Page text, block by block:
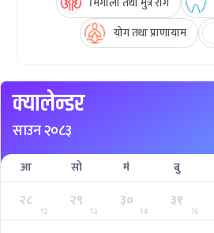
योग तथा प्राणायाम
क्यालेन्डर
साउन २०८३
आ सो मं बु
२८
12
२९
13
३०
14
३१
15